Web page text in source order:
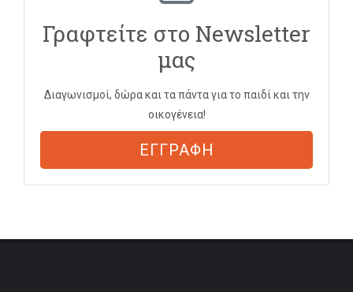
Γραφτείτε στο Newsletter
μας
Διαγωνισμοί, δώρα και τα πάντα για το παιδί και την
οικογένεια!
ΕΓΓΡΑΦΗ